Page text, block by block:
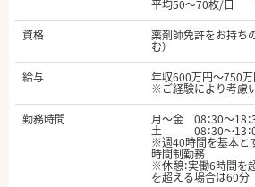
平均50～70枚/日
資格
薬剤師免許をお持ち
む）
給与
年収600万円～750万
※ご経験により考慮
勤務時間
月～金 08：30～18：
土 08：30～13：00
※週40時間を基本と
時間制勤務
※休憩：実働6時間を
を超える場合は60分